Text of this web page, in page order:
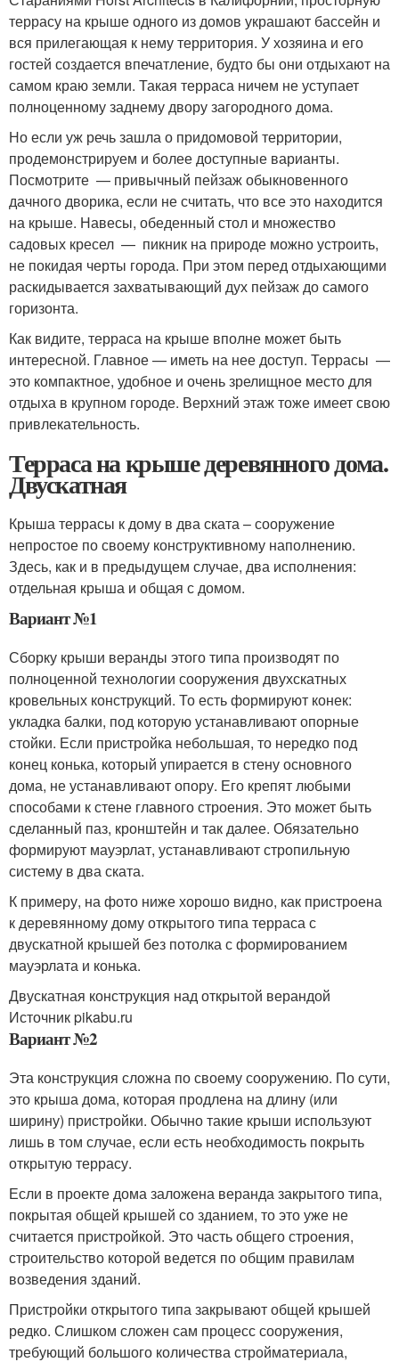
террасу на крыше одного из домов украшают бассейн и
вся прилегающая к нему территория. У хозяина и его
гостей создается впечатление, будто бы они отдыхают на
самом краю земли. Такая терраса ничем не уступает
полноценному заднему двору загородного дома.
Но если уж речь зашла о придомовой территории,
продемонстрируем и более доступные варианты.
Посмотрите — привычный пейзаж обыкновенного
дачного дворика, если не считать, что все это находится
на крыше. Навесы, обеденный стол и множество
садовых кресел — пикник на природе можно устроить,
не покидая черты города. При этом перед отдыхающими
раскидывается захватывающий дух пейзаж до самого
горизонта.
Как видите, терраса на крыше вполне может быть
интересной. Главное — иметь на нее доступ. Террасы —
это компактное, удобное и очень зрелищное место для
отдыха в крупном городе. Верхний этаж тоже имеет свою
привлекательность.
Терраса на крыше деревянного дома.
Двускатная
Крыша террасы к дому в два ската – сооружение
непростое по своему конструктивному наполнению.
Здесь, как и в предыдущем случае, два исполнения:
отдельная крыша и общая с домом.
Вариант №1
Сборку крыши веранды этого типа производят по
полноценной технологии сооружения двухскатных
кровельных конструкций. То есть формируют конек:
укладка балки, под которую устанавливают опорные
стойки. Если пристройка небольшая, то нередко под
конец конька, который упирается в стену основного
дома, не устанавливают опору. Его крепят любыми
способами к стене главного строения. Это может быть
сделанный паз, кронштейн и так далее. Обязательно
формируют мауэрлат, устанавливают стропильную
систему в два ската.
К примеру, на фото ниже хорошо видно, как пристроена
к деревянному дому открытого типа терраса с
двускатной крышей без потолка с формированием
мауэрлата и конька.
Двускатная конструкция над открытой верандой
Источник pikabu.ru
Вариант №2
Эта конструкция сложна по своему сооружению. По сути,
это крыша дома, которая продлена на длину (или
ширину) пристройки. Обычно такие крыши используют
лишь в том случае, если есть необходимость покрыть
открытую террасу.
Если в проекте дома заложена веранда закрытого типа,
покрытая общей крышей со зданием, то это уже не
считается пристройкой. Это часть общего строения,
строительство которой ведется по общим правилам
возведения зданий.
Пристройки открытого типа закрывают общей крышей
редко. Слишком сложен сам процесс сооружения,
требующий большого количества стройматериала,